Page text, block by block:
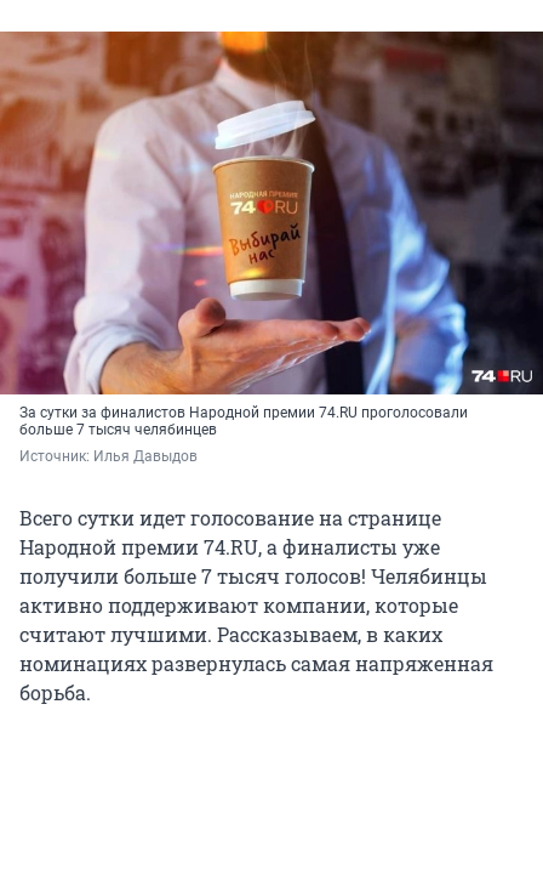
За сутки за финалистов Народной премии 74.RU проголосовали
больше 7 тысяч челябинцев
Источник: Илья Давыдов
Всего сутки идет голосование на странице
Народной премии 74.RU, а финалисты уже
получили больше 7 тысяч голосов! Челябинцы
активно поддерживают компании, которые
считают лучшими. Рассказываем, в каких
номинациях развернулась самая напряженная
борьба.